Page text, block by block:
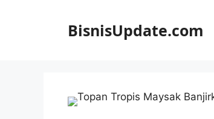
BisnisUpdate.com